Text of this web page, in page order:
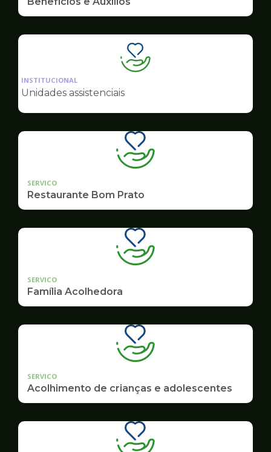
Ilustração
da
Assistência
INSTITUCIONAL
Unidades assistenciais
SERVICO
Restaurante Bom Prato
SERVICO
Família Acolhedora
SERVICO
Acolhimento de crianças e adolescentes